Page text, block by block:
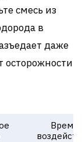
смесь из
в
даже
осторожности
Время